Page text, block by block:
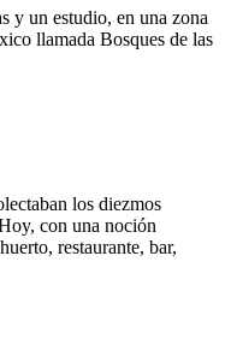
y un estudio, en una zona
llamada Bosques de las
los diezmos
con una noción
restaurante, bar,